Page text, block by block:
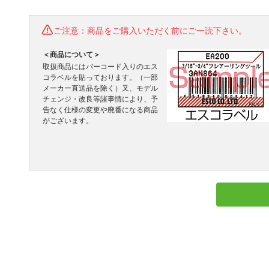
ご注意：商品をご購入いただく前にご一読下さい。
＜商品について＞
取扱商品にはバーコード入りのエス
コラベルを貼っております。（一部
メーカー直送品を除く）又、モデル
チェンジ・改良等諸事情により、予
告なく仕様の変更や廃番になる商品
がございます。